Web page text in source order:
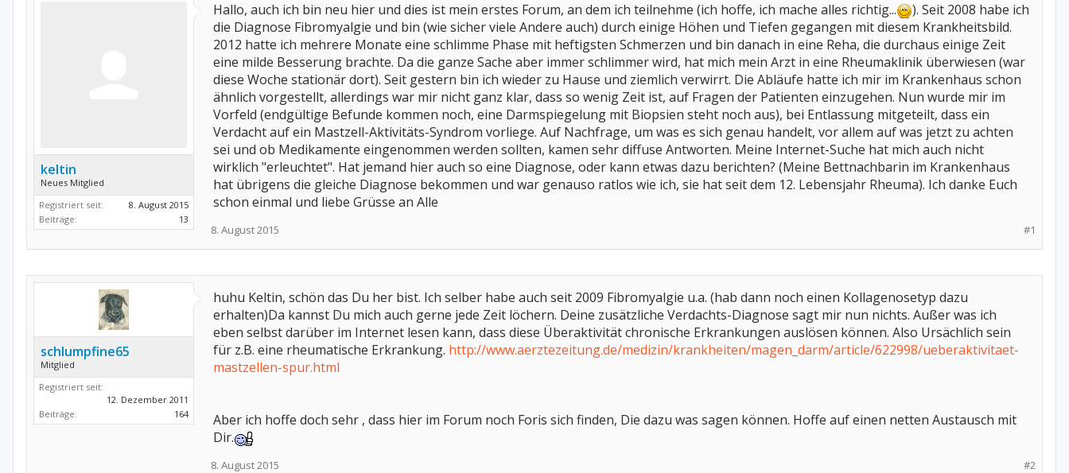
keltin
Neues Mitglied
Registriert seit:
8. August 2015
Beiträge:
13
Hallo, auch ich bin neu hier und dies ist mein erstes Forum, an dem ich teilnehme (ich hoffe, ich mache alles richtig...
). Seit 2008 habe ich
die Diagnose Fibromyalgie und bin (wie sicher viele Andere auch) durch einige Höhen und Tiefen gegangen mit diesem Krankheitsbild.
2012 hatte ich mehrere Monate eine schlimme Phase mit heftigsten Schmerzen und bin danach in eine Reha, die durchaus einige Zeit
eine milde Besserung brachte. Da die ganze Sache aber immer schlimmer wird, hat mich mein Arzt in eine Rheumaklinik überwiesen (war
diese Woche stationär dort). Seit gestern bin ich wieder zu Hause und ziemlich verwirrt. Die Abläufe hatte ich mir im Krankenhaus schon
ähnlich vorgestellt, allerdings war mir nicht ganz klar, dass so wenig Zeit ist, auf Fragen der Patienten einzugehen. Nun wurde mir im
Vorfeld (endgültige Befunde kommen noch, eine Darmspiegelung mit Biopsien steht noch aus), bei Entlassung mitgeteilt, dass ein
Verdacht auf ein Mastzell-Aktivitäts-Syndrom vorliege. Auf Nachfrage, um was es sich genau handelt, vor allem auf was jetzt zu achten
sei und ob Medikamente eingenommen werden sollten, kamen sehr diffuse Antworten. Meine Internet-Suche hat mich auch nicht
wirklich "erleuchtet". Hat jemand hier auch so eine Diagnose, oder kann etwas dazu berichten? (Meine Bettnachbarin im Krankenhaus
hat übrigens die gleiche Diagnose bekommen und war genauso ratlos wie ich, sie hat seit dem 12. Lebensjahr Rheuma). Ich danke Euch
schon einmal und liebe Grüsse an Alle
#1
8. August 2015
schlumpfine65
Mitglied
Registriert seit:
12. Dezember 2011
Beiträge:
164
huhu Keltin, schön das Du her bist. Ich selber habe auch seit 2009 Fibromyalgie u.a. (hab dann noch einen Kollagenosetyp dazu
erhalten)Da kannst Du mich auch gerne jede Zeit löchern. Deine zusätzliche Verdachts-Diagnose sagt mir nun nichts. Außer was ich
eben selbst darüber im Internet lesen kann, dass diese Überaktivität chronische Erkrankungen auslösen können. Also Ursächlich sein
für z.B. eine rheumatische Erkrankung. http://www.aerztezeitung.de/medizin/krankheiten/magen_darm/article/622998/ueberaktivitaet-
mastzellen-spur.html
Aber ich hoffe doch sehr , dass hier im Forum noch Foris sich finden, Die dazu was sagen können. Hoffe auf einen netten Austausch mit
Dir.
#2
8. August 2015